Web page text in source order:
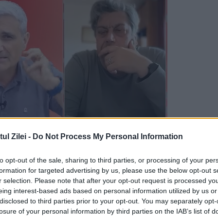
Zilei - Do Not Process My Personal Information
opt-out of the sale, sharing to third parties, or processing of your
for targeted advertising by us, please use the below opt-out
selection. Please note that after your opt-out request is processed
interest-based ads based on personal information utilized by us
to third parties prior to your opt-out. You may separately
of your personal information by third parties on the IAB’s list of
publicității rezultatele obținute de candidații la
I civilă din cadrul Înaltei Curți de
judecatoareaLia Savonea, președinta Curti